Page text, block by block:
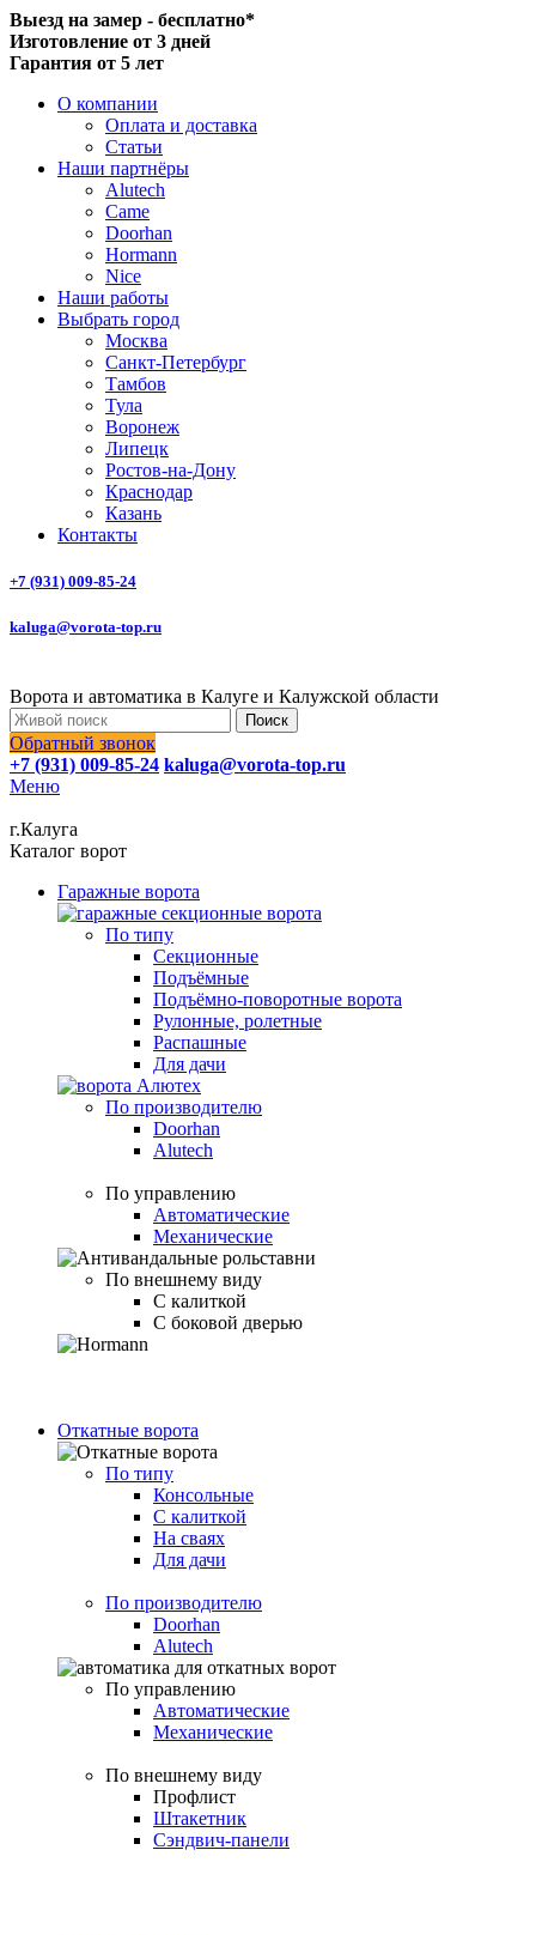
Выезд на замер - бесплатно*
Изготовление от 3 дней
Гарантия от 5 лет
О компании
Оплата и доставка
Статьи
Наши партнёры
Alutech
Came
Doorhan
Hormann
Nice
Наши работы
Выбрать город
Москва
Санкт-Петербург
Тамбов
Тула
Воронеж
Липецк
Ростов-на-Дону
Краснодар
Казань
Контакты
+7 (931) 009-85-24
kaluga@vorota-top.ru
Ворота и автоматика в Калуге и Калужской области
Поиск
Обратный звонок
+7 (931) 009-85-24 kaluga@vorota-top.ru
Меню
г.Калуга
Каталог ворот
Гаражные ворота
По типу
Секционные
Подъёмные
Подъёмно-поворотные ворота
Рулонные, ролетные
Распашные
Для дачи
По производителю
Doorhan
Alutech
По управлению
Автоматические
Механические
По внешнему виду
С калиткой
С боковой дверью
Откатные ворота
По типу
Консольные
С калиткой
На сваях
Для дачи
По производителю
Doorhan
Alutech
По управлению
Автоматические
Механические
По внешнему виду
Профлист
Штакетник
Сэндвич-панели